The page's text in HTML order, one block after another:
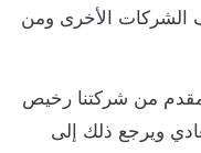
الأخرى ومن
من شركتنا رخيص
ويرجع ذلك إلى